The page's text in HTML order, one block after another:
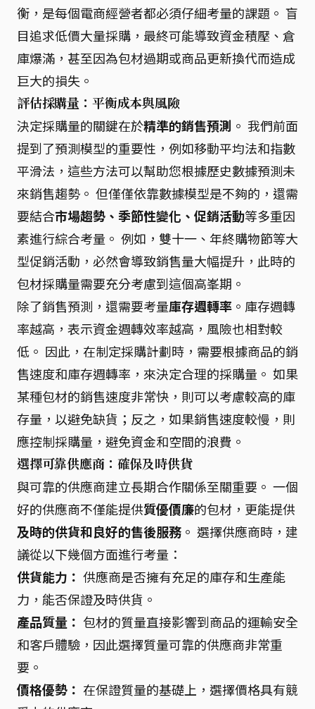
衡，是每個電商經營者都必須仔細考量的課題。 盲
目追求低價大量採購，最終可能導致資金積壓、倉
庫爆滿，甚至因為包材過期或商品更新換代而造成
巨大的損失。
評估採購量：平衡成本與風險
決定採購量的關鍵在於精準的銷售預測 。 我們前面
提到了預測模型的重要性，例如移動平均法和指數
平滑法，這些方法可以幫助您根據歷史數據預測未
來銷售趨勢。 但僅僅依靠數據模型是不夠的，還需
要結合市場趨勢、季節性變化、促銷活動等多重因
素進行綜合考量。 例如，雙十一、年終購物節等大
型促銷活動，必然會導致銷售量大幅提升，此時的
包材採購量需要充分考慮到這個高峯期。
除了銷售預測，還需要考量庫存週轉率 。庫存週轉
率越高，表示資金週轉效率越高，風險也相對較
低。 因此，在制定採購計劃時，需要根據商品的銷
售速度和庫存週轉率，來決定合理的採購量。 如果
某種包材的銷售速度非常快，則可以考慮較高的庫
存量，以避免缺貨；反之，如果銷售速度較慢，則
應控制採購量，避免資金和空間的浪費。
選擇可靠供應商：確保及時供貨
與可靠的供應商建立長期合作關係至關重要。 一個
好的供應商不僅能提供質優價廉的包材，更能提供
及時的供貨和良好的售後服務 。 選擇供應商時，建
議從以下幾個方面進行考量：
供貨能力： 供應商是否擁有充足的庫存和生產能
力，能否保證及時供貨。
產品質量： 包材的質量直接影響到商品的運輸安全
和客戶體驗，因此選擇質量可靠的供應商非常重
要。
價格優勢： 在保證質量的基礎上，選擇價格具有競